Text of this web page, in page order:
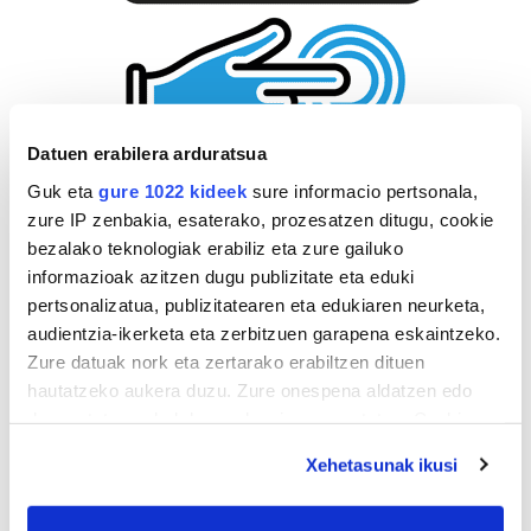
Datuen erabilera arduratsua
Guk eta gure 1022 kideek sure informacio pertsonala,
zure IP zenbakia, esaterako, prozesatzen ditugu, cookie
bezalako teknologiak erabiliz eta zure gailuko
informazioak azitzen dugu publizitate eta eduki
pertsonalizatua, publizitatearen eta edukiaren neurketa,
audientzia-ikerketa eta zerbitzuen garapena eskaintzeko.
Zure datuak nork eta zertarako erabiltzen dituen
hautatzeko aukera duzu. Zure onespena aldatzen edo
If you allow, we would also like to:
Xehetasunak ikusi